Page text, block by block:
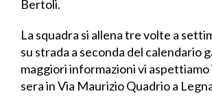
Bertoli.
La squadra si allena tre volte a
su strada a seconda del calendario
maggiori informazioni vi
sera in Via Maurizio Quadrio a